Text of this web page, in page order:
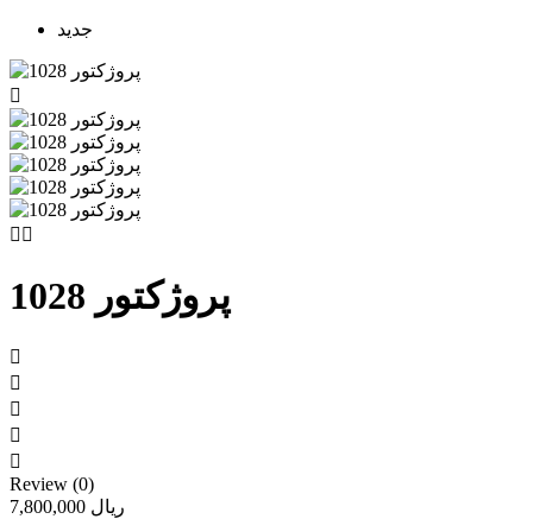
جدید

 
پروژکتور 1028





Review (0)
7,800,000 ریال